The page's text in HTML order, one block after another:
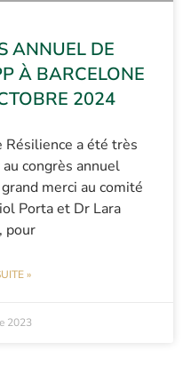
ANNUEL DE
À BARCELONE
2024
Résilience a été très
congrès annuel
merci au comité
Porta et Dr Lara
pour
»
2023